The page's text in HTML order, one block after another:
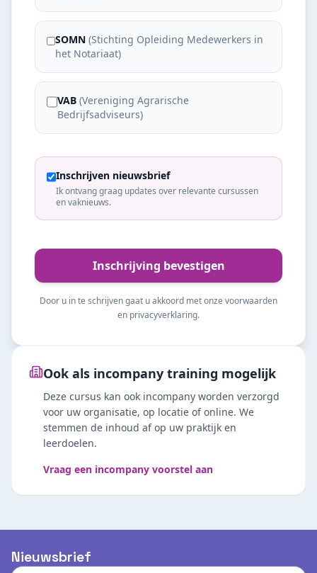
SOMN (Stichting Opleiding Medewerkers in
het Notariaat)
VAB (Vereniging Agrarische
Bedrijfsadviseurs)
Inschrijven nieuwsbrief
Ik ontvang graag updates over relevante cursussen
en vaknieuws.
Inschrijving bevestigen
Door u in te schrijven gaat u akkoord met onze voorwaarden
en privacyverklaring.
Ook als incompany training mogelijk
Deze cursus kan ook incompany worden verzorgd
voor uw organisatie, op locatie of online. We
stemmen de inhoud af op uw praktijk en
leerdoelen.
Vraag een incompany voorstel aan
Nieuwsbrief